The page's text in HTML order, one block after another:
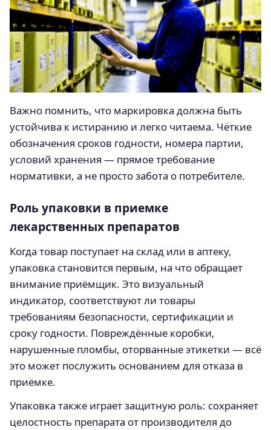
Важно помнить, что маркировка должна быть
устойчива к истиранию и легко читаема. Чёткие
обозначения сроков годности, номера партии,
условий хранения — прямое требование
нормативки, а не просто забота о потребителе.
Роль упаковки в приемке
лекарственных препаратов
Когда товар поступает на склад или в аптеку,
упаковка становится первым, на что обращает
внимание приёмщик. Это визуальный
индикатор, соответствуют ли товары
требованиям безопасности, сертификации и
сроку годности. Повреждённые коробки,
нарушенные пломбы, оторванные этикетки — всё
это может послужить основанием для отказа в
приёмке.
Упаковка также играет защитную роль: сохраняет
целостность препарата от производителя до